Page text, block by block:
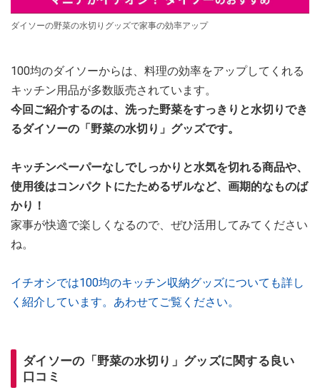
ダイソーの野菜の水切りグッズで家事の効率アップ
100均のダイソーからは、料理の効率をアップしてくれる
キッチン用品が多数販売されています。
今回ご紹介するのは、洗った野菜をすっきりと水切りでき
るダイソーの「野菜の水切り」グッズです。
キッチンペーパーなしでしっかりと水気を切れる商品や、
使用後はコンパクトにたためるザルなど、画期的なものば
かり！
家事が快適で楽しくなるので、ぜひ活用してみてください
ね。
イチオシでは100均のキッチン収納グッズについても詳し
く紹介しています。あわせてご覧ください。
ダイソーの「野菜の水切り」グッズに関する良い
口コミ